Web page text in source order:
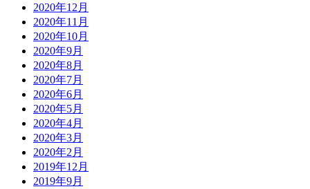
2020年12月
2020年11月
2020年10月
2020年9月
2020年8月
2020年7月
2020年6月
2020年5月
2020年4月
2020年3月
2020年2月
2019年12月
2019年9月